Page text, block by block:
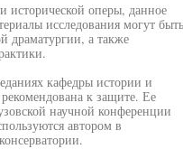
исторической оперы, данное
исследования могут быть
драматургии, а также
кафедры истории и
к защите. Ее
научной конференции
автором в